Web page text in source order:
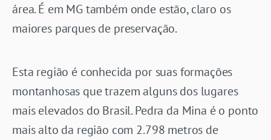
área. É em MG também onde estão, claro os
maiores parques de preservação.
Esta região é conhecida por suas formações
montanhosas que trazem alguns dos lugares
mais elevados do Brasil. Pedra da Mina é o ponto
mais alto da região com 2.798 metros de